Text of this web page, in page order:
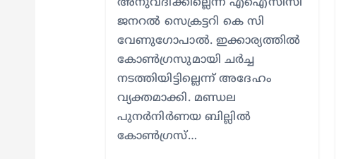
അനുവദിക്കില്ലെന്ന് എഐസിസി
ജനറൽ സെക്രട്ടറി കെ സി
വേണുഗോപാൽ. ഇക്കാര്യത്തിൽ
കോൺഗ്രസുമായി ചർച്ച
നടത്തിയിട്ടില്ലെന്ന് അദേഹം
വ്യക്തമാക്കി. മണ്ഡല
പുനർനിർണയ ബില്ലിൽ
കോൺഗ്രസ്…